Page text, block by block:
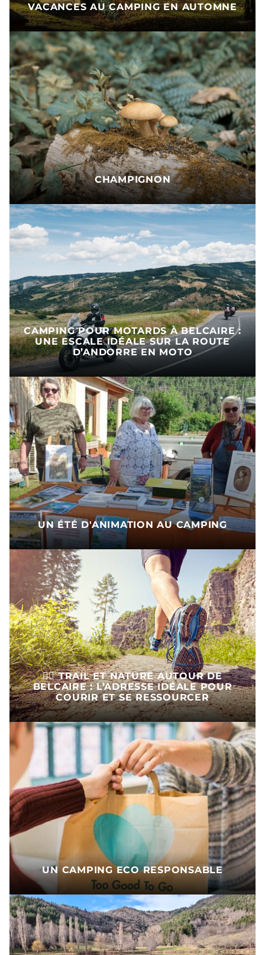
VACANCES AU CAMPING EN AUTOMNE
CHAMPIGNON
CAMPING POUR MOTARDS À BELCAIRE :
UNE ESCALE IDÉALE SUR LA ROUTE
D’ANDORRE EN MOTO
UN ÉTÉ D'ANIMATION AU CAMPING
🏃‍♂️ TRAIL ET NATURE AUTOUR DE
BELCAIRE : L’ADRESSE IDÉALE POUR
COURIR ET SE RESSOURCER
UN CAMPING ECO RESPONSABLE